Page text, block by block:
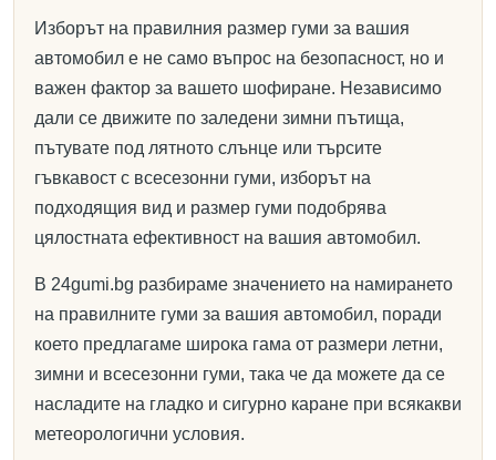
Изборът на правилния размер гуми за вашия
автомобил е не само въпрос на безопасност, но и
важен фактор за вашето шофиране. Независимо
дали се движите по заледени зимни пътища,
пътувате под лятното слънце или търсите
гъвкавост с всесезонни гуми, изборът на
подходящия вид и размер гуми подобрява
цялостната ефективност на вашия автомобил.
В 24gumi.bg разбираме значението на намирането
на правилните гуми за вашия автомобил, поради
което предлагаме широка гама от размери летни,
зимни и всесезонни гуми, така че да можете да се
насладите на гладко и сигурно каране при всякакви
метеорологични условия.